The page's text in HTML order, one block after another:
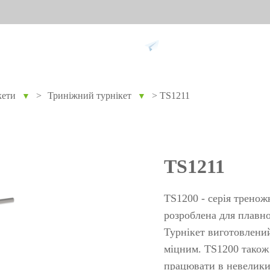
Облік
пальців
▼ > Триніжний турнікет ▼ > TS1211
TS1211
TS1200 - серія
розроблена для
Турнікет
міцним. TS1200
працювати в